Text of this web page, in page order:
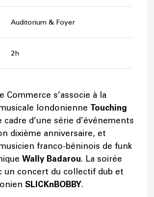
Auditorium & Foyer
2h
Commerce s’associe à la
londonienne Touching
cadre d’une série d’événements
dixième anniversaire, et
franco-béninois de funk
Wally Badarou. La soirée
un concert du collectif dub et
SLICKnBOBBY.